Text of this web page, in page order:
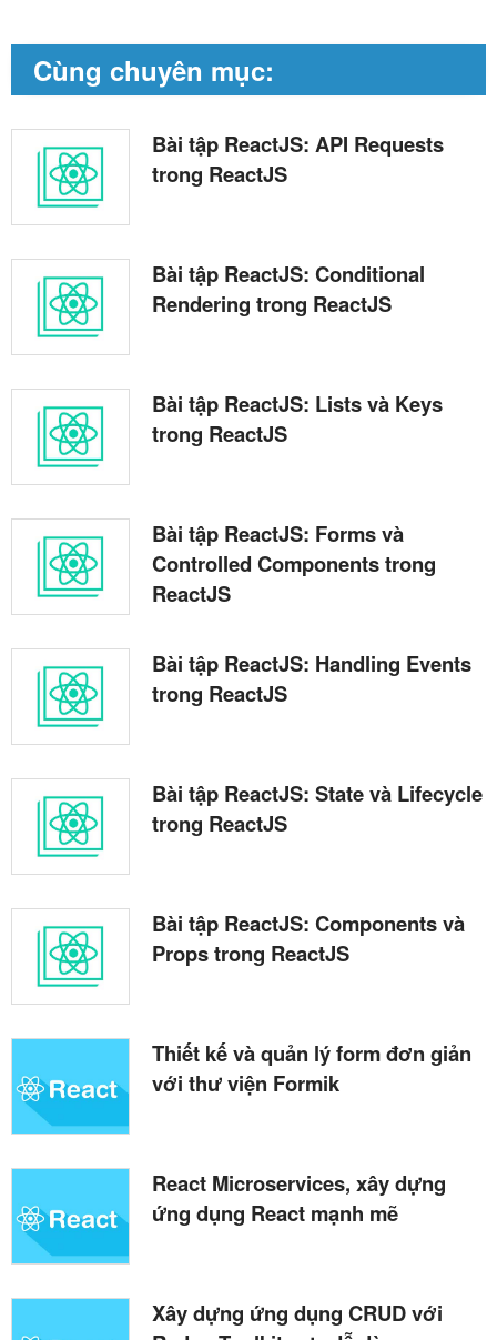
Cùng chuyên mục:
Bài tập ReactJS: API Requests
trong ReactJS
Bài tập ReactJS: Conditional
Rendering trong ReactJS
Bài tập ReactJS: Lists và Keys
trong ReactJS
Bài tập ReactJS: Forms và
Controlled Components trong
ReactJS
Bài tập ReactJS: Handling Events
trong ReactJS
Bài tập ReactJS: State và Lifecycle
trong ReactJS
Bài tập ReactJS: Components và
Props trong ReactJS
Thiết kế và quản lý form đơn giản
với thư viện Formik
React Microservices, xây dựng
ứng dụng React mạnh mẽ
Xây dựng ứng dụng CRUD với